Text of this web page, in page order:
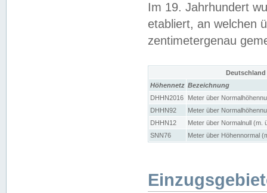
Im 19. Jahrhundert
etabliert, an welchen
zentimetergenau
Höhennetz Bezeichnung
DHHN2016
Meter über
DHHN92
Meter über
DHHN12
Meter über Normalnull (m.
SNN76
Meter über Höhennormal